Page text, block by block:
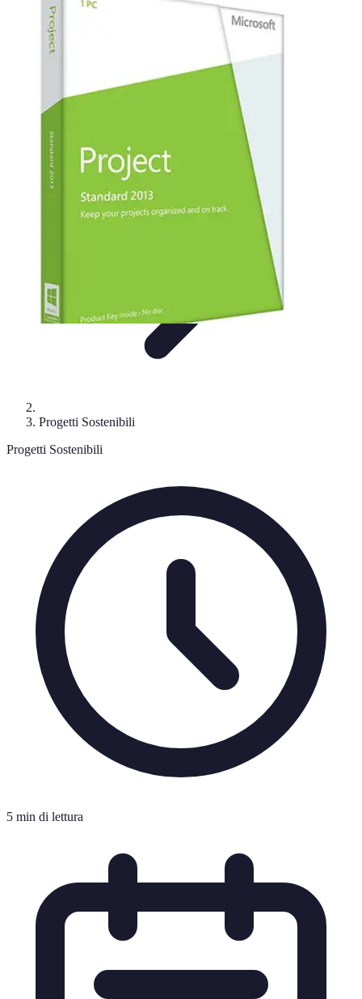
Fai da Te Creativo
Rinnovamento Spazi
DecorazioniRinnovamento
Fai da Te Creativo
Progetti Sostenibili
Progetti Sostenibili
5 min di lettura